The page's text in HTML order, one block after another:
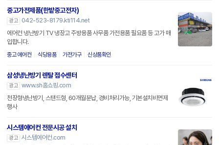
중고가전제품(한밭중고전자)
광고
042-523-8179.kti114.net
에어컨 냉난방기 TV 냉장고 주방용품 사무품 가전용품 필요품 등 고가 매
입합니다.
중고 에어컨 식당용품 가전가구 신상품확인
삼성냉난방기 렌탈 접수센터
광고 www.sh홈쇼핑.com
천장형냉난방기, 스탠드형, 60개월분납, 경비처리가능, 기본설치비면제
행사
시스템에어컨 전문시공 설치
광고 시스템에어컨.com